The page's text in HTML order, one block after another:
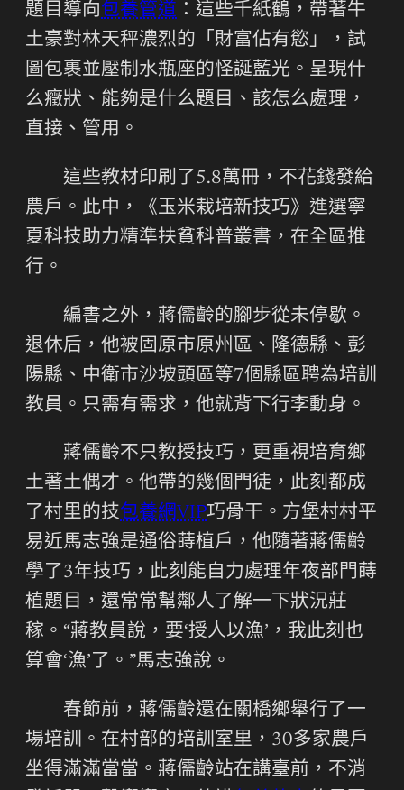
題目導向包養管道 ：這些千紙鶴，帶著牛
土豪對林天秤濃烈的「財富佔有慾」，試
圖包裹並壓制水瓶座的怪誕藍光。呈現什
么癥狀、能夠是什么題目、該怎么處理，
直接、管用。
這些教材印刷了5.8萬冊，不花錢發給
農戶。此中，《玉米栽培新技巧》進選寧
夏科技助力精準扶貧科普叢書，在全區推
行。
編書之外，蔣儒齡的腳步從未停歇。
退休后，他被固原市原州區、隆德縣、彭
陽縣、中衛市沙坡頭區等7個縣區聘為培訓
教員。只需有需求，他就背下行李動身。
蔣儒齡不只教授技巧，更重視培育鄉
土著土偶才。他帶的幾個門徒，此刻都成
了村里的技包養網VIP巧骨干。方堡村村平
易近馬志強是通俗蒔植戶，他隨著蔣儒齡
學了3年技巧，此刻能自力處理年夜部門蒔
植題目，還常常幫鄰人了解一下狀況莊
稼。“蔣教員說，要‘授人以漁’，我此刻也
算會‘漁’了。”馬志強說。
春節前，蔣儒齡還在關橋鄉舉行了一
場培訓。在村部的培訓室里，30多家農戶
坐得滿滿當當。蔣儒齡站在講臺前，不消